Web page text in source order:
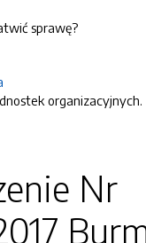
sprawę?
organizacyjnych.
Nr